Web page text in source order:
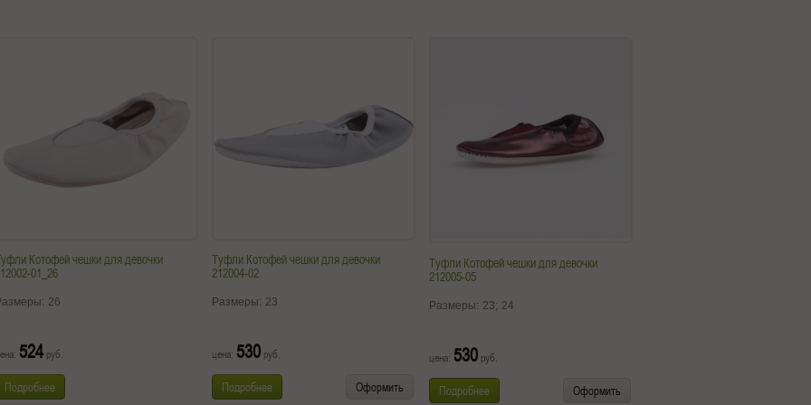
Котофей чешки для девочки
01_26
26
524 руб.
Подробнее
Туфли Котофей чешки для девочки
212004-02
Размеры: 23
цена: 530 руб.
Подробнее Оформить
Туфли Котофей чешки для девочки
212005-05
Размеры: 23; 24
цена: 530 руб.
Подробнее Оформить